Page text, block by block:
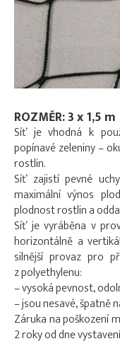
ROZMĚR: 3 x 1,5 m
Síť je vhodná k
popínavé zeleniny –
rostlin.
Síť zajistí pevné
maximální výnos
plodnost rostlin a
Síť je vyráběna v
horizontálně a
silnější provaz pro
z polyethylenu:
– vysoká pevnost,
– jsou nesavé, špatně
Záruka na poškození
2 roky od dne